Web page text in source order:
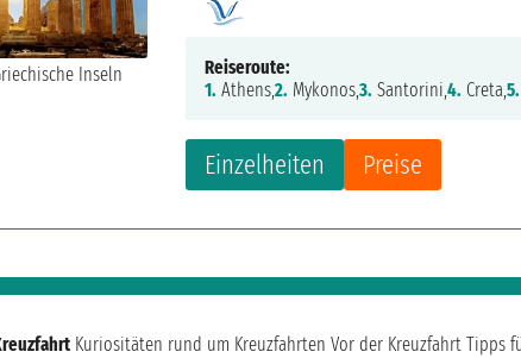
Einzelheiten Preise
Reiseroute:
1. Athens,2. Mykonos,3. Santorini,4. Creta,5.
Kuriositäten rund um Kreuzfahrten Vor der Kreuzfahrt Tipps